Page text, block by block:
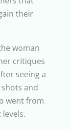
their
woman
critiques
seeing a
and
went from